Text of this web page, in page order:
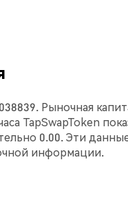
Рыночная
TapSwapToken
0.00. Эти
информации.